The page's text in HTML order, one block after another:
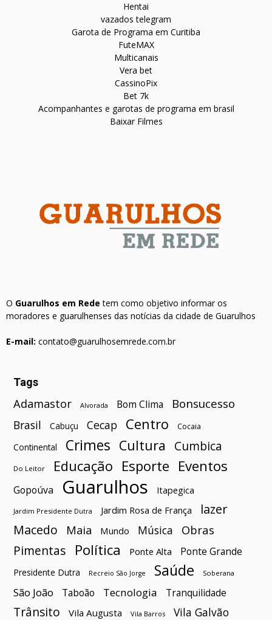
Hentai
vazados telegram
Garota de Programa em Curitiba
FuteMAX
Multicanais
Vera bet
CassinoPix
Bet 7k
Acompanhantes e garotas de programa em brasil
Baixar Filmes
O Guarulhos em Rede tem como objetivo informar os
moradores e guarulhenses das notícias da cidade de Guarulhos
E-mail: contato@guarulhosemrede.com.br
Tags
Adamastor Alvorada Bom Clima Bonsucesso
Brasil Cabuçu Cecap Centro Cocaia
Continental Crimes Cultura Cumbica
Do Leitor Educação Esporte Eventos
Gopoúva Guarulhos Itapegica
Jardim Presidente Dutra Jardim Rosa de França
lazer
Macedo
Maia Mundo Música Obras
Pimentas Política Ponte Alta Ponte Grande
Presidente Dutra Recreio São Jorge Saúde Soberana
São João Taboão Tecnologia Tranquilidade
Trânsito Vila Augusta Vila Barros Vila Galvão